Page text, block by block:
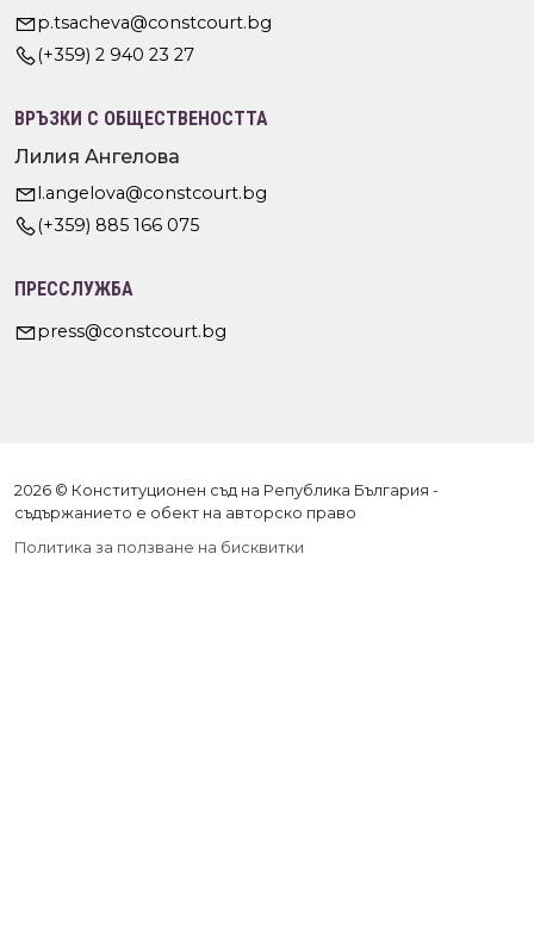
p.tsacheva@constcourt.bg
(+359) 2 940 23 27
ВРЪЗКИ С ОБЩЕСТВЕНОСТТА
Лилия Ангелова
l.angelova@constcourt.bg
(+359) 885 166 075
ПРЕССЛУЖБА
press@constcourt.bg
2026 © Конституционен съд на Република България -
съдържанието е обект на авторско право
Политика за ползване на бисквитки